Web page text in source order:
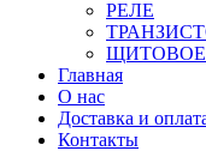
РЕЛЕ
ЩИТОВОЕ
Главная
О нас
Доставка и
Контакты